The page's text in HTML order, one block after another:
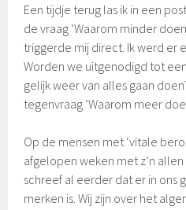
Een tijdje terug las ik in een
de vraag ‘Waarom minder
triggerde mij direct. Ik werd er
Worden we uitgenodigd tot
gelijk weer van alles gaan
tegenvraag ‘Waarom meer
Op de mensen met ‘vitale
afgelopen weken met z’n
schreef al eerder dat er in ons
merken is. Wij zijn over het